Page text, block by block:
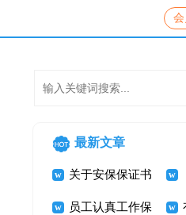
最新文章
关于安保保证书
4篇
员工认真工作保